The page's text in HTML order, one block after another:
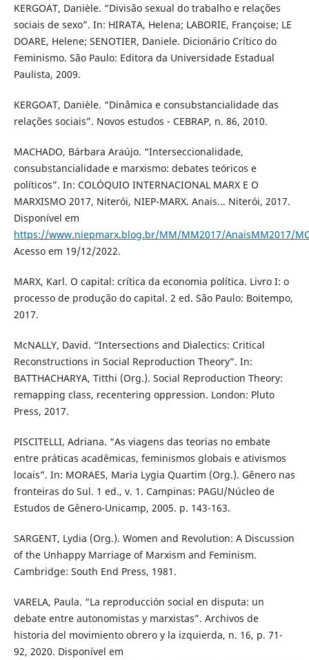
KERGOAT, Danièle. “Divisão sexual do trabalho e relações
sociais de sexo”. In: HIRATA, Helena; LABORIE, Françoise; LE
DOARE, Helene; SENOTIER, Daniele. Dicionário Crítico do
Feminismo. São Paulo: Editora da Universidade Estadual
Paulista, 2009.
KERGOAT, Danièle. “Dinâmica e consubstancialidade das
relações sociais”. Novos estudos - CEBRAP, n. 86, 2010.
MACHADO, Bárbara Araújo. “Interseccionalidade,
consubstancialidade e marxismo: debates teóricos e
políticos”. In: COLÓQUIO INTERNACIONAL MARX E O
MARXISMO 2017, Niterói, NIEP-MARX. Anais... Niterói, 2017.
Disponível em
https://www.niepmarx.blog.br/MM/MM2017/AnaisMM2017/
Acesso em 19/12/2022.
MARX, Karl. O capital: crítica da economia política. Livro I: o
processo de produção do capital. 2 ed. São Paulo: Boitempo,
2017.
McNALLY, David. “Intersections and Dialectics: Critical
Reconstructions in Social Reproduction Theory”. In:
BATTHACHARYA, Titthi (Org.). Social Reproduction Theory:
remapping class, recentering oppression. London: Pluto
Press, 2017.
PISCITELLI, Adriana. “As viagens das teorias no embate
entre práticas acadêmicas, feminismos globais e ativismos
locais”. In: MORAES, Maria Lygia Quartim (Org.). Gênero nas
fronteiras do Sul. 1 ed., v. 1. Campinas: PAGU/Núcleo de
Estudos de Gênero-Unicamp, 2005. p. 143-163.
SARGENT, Lydia (Org.). Women and Revolution: A Discussion
of the Unhappy Marriage of Marxism and Feminism.
Cambridge: South End Press, 1981.
VARELA, Paula. “La reproducción social en disputa: un
debate entre autonomistas y marxistas”. Archivos de
historia del movimiento obrero y la izquierda, n. 16, p. 71-
92, 2020. Disponível em